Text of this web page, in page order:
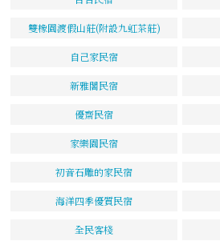
雙橡園渡假山莊(附設九虹茶莊)
自己家民宿
新雅閣民宿
優齋民宿
家樂園民宿
初音石雕的家民宿
海洋四季優質民宿
全民客棧